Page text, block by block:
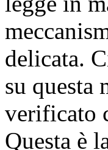
delicata.
su questa
verificato
Questa è